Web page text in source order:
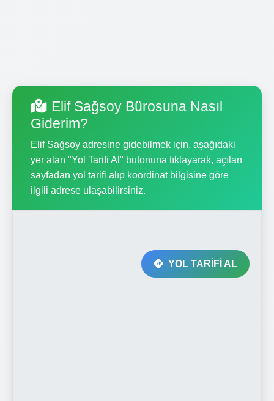
Elif Sağsoy Bürosuna Nasıl
Giderim?
Elif Sağsoy adresine gidebilmek için, aşağıdaki
yer alan "Yol Tarifi Al" butonuna tıklayarak, açılan
sayfadan yol tarifi alıp koordinat bilgisine göre
ilgili adrese ulaşabilirsiniz.
YOL TARİFİ AL